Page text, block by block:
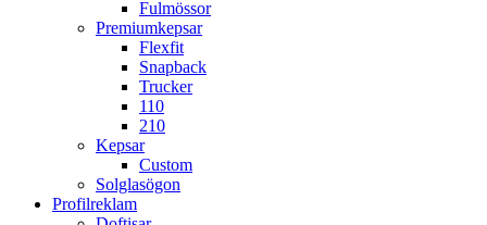
Fulmössor
Premiumkepsar
Flexfit
Snapback
Trucker
110
210
Kepsar
Custom
Solglasögon
Profilreklam